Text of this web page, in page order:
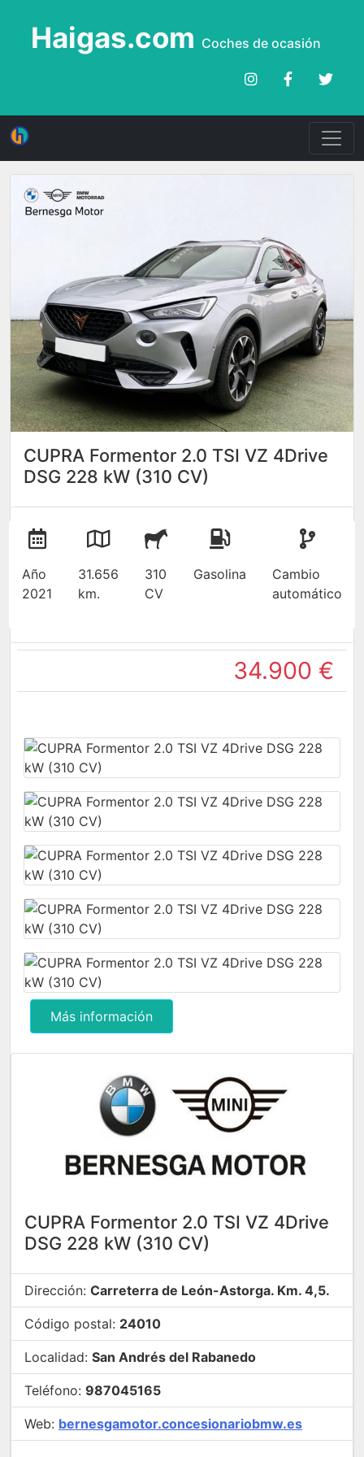
Haigas.com Coches de ocasión
CUPRA Formentor 2.0 TSI VZ 4Drive
DSG 228 kW (310 CV)
Año
2021
31.656
km.
310
CV
Gasolina
Cambio
automático
34.900 €
Más información
CUPRA Formentor 2.0 TSI VZ 4Drive
DSG 228 kW (310 CV)
Dirección: Carreterra de León-Astorga. Km. 4,5.
Código postal: 24010
Localidad: San Andrés del Rabanedo
Teléfono: 987045165
Web: bernesgamotor.concesionariobmw.es